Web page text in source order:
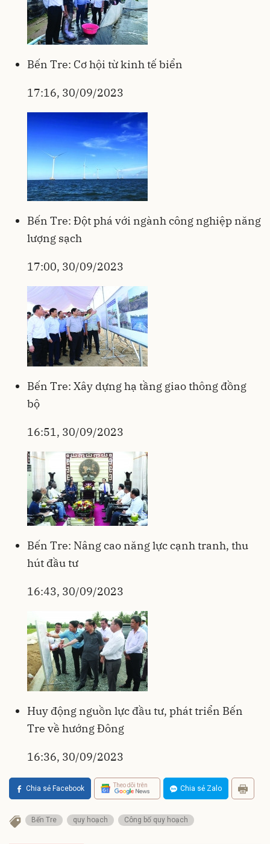
Bến Tre: Cơ hội từ kinh tế biển
17:16, 30/09/2023
Bến Tre: Đột phá với ngành công nghiệp năng
lượng sạch
17:00, 30/09/2023
Bến Tre: Xây dựng hạ tầng giao thông đồng
bộ
16:51, 30/09/2023
Bến Tre: Nâng cao năng lực cạnh tranh, thu
hút đầu tư
16:43, 30/09/2023
Huy động nguồn lực đầu tư, phát triển Bến
Tre về hướng Đông
16:36, 30/09/2023
Chia sẻ Facebook Theo dõi trên Chia sẻ Zalo
Bến Tre quy hoạch Công bố quy hoạch